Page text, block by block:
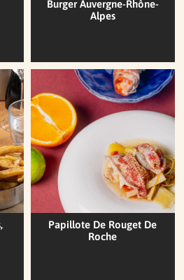
Burger Auvergne-Rhône-
Alpes
Papillote De Rouget De
Roche